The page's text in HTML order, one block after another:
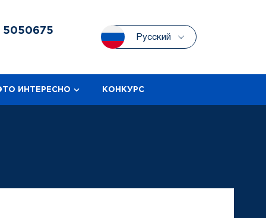
5050675
Русский
ИНТЕРЕСНО КОНКУРС